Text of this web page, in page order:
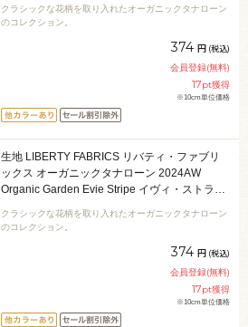
09Ac04j
クラシックな花柄を取り入れたオーガニックタナローン
のコレクション。
374 円 (税込)
会員登録(無料)
17pt獲得
※10cm単位価格
生地 LIBERTY FABRICS リバティ・ファブリ
ックス オーガニックタナローン 2024AW
Organic Garden Evie Stripe イヴィ・ストライ
クラシックな花柄を取り入れたオーガニックタナローン
のコレクション。
374 円 (税込)
会員登録(無料)
17pt獲得
※10cm単位価格